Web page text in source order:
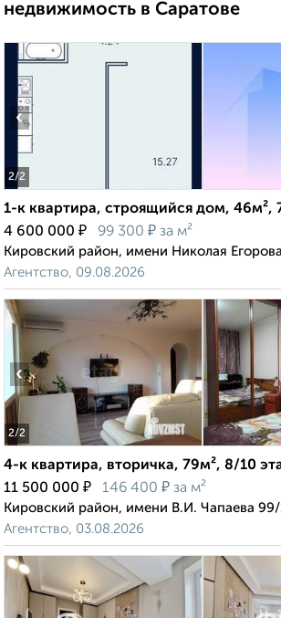
недвижимость в Саратове
2/2
‹
1-к квартира, строящийся дом, 46м²,
4 600 000 ₽ 99 300 ₽ за м²
Кировский район, имени Николая
Агентство, 09.08.2026
2/2
‹
4-к квартира, вторичка, 79м², 8/10
11 500 000 ₽ 146 400 ₽ за м²
Кировский район, имени В.И. Чапаева 99/
Агентство, 03.08.2026